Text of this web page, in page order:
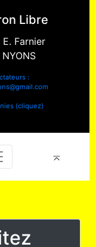
Libre
Farnier
:
(cliquez)